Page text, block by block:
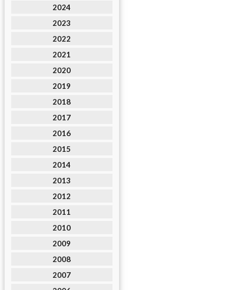
2024
2023
2022
2021
2020
2019
2018
2017
2016
2015
2014
2013
2012
2011
2010
2009
2008
2007